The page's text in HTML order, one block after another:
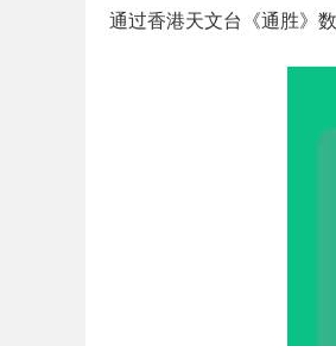
通过香港天文台《通胜》